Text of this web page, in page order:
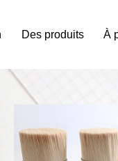
Des produits À